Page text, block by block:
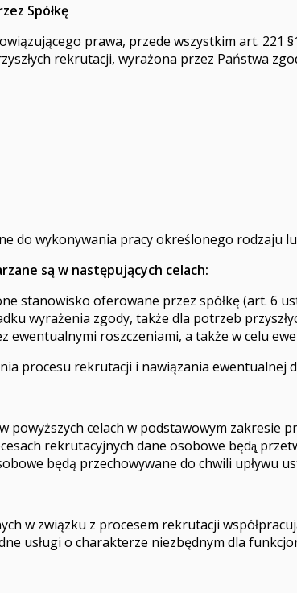
Spółkę
prawa, przede wszystkim art. 221
rekrutacji, wyrażona przez Państwa
do wykonywania pracy określonego rodzaju
są w następujących celach:
oferowane przez spółkę (art. 6
wyrażenia zgody, także dla potrzeb
roszczeniami, a także w celu
procesu rekrutacji i nawiązania ewentualnej
celach w podstawowym
rekrutacyjnych dane osobowe będą̨
będą przechowywane do chwili upływu
w związku z procesem rekrutacji
usługi o charakterze niezbędnym dla